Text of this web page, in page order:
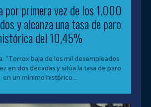
por primera vez de los 1.000
y alcanza una tasa de paro
del 10,45%
“Torrox baja de los mil desempleados
en dos décadas y sitúa la tasa de paro
en un mínimo histórico...